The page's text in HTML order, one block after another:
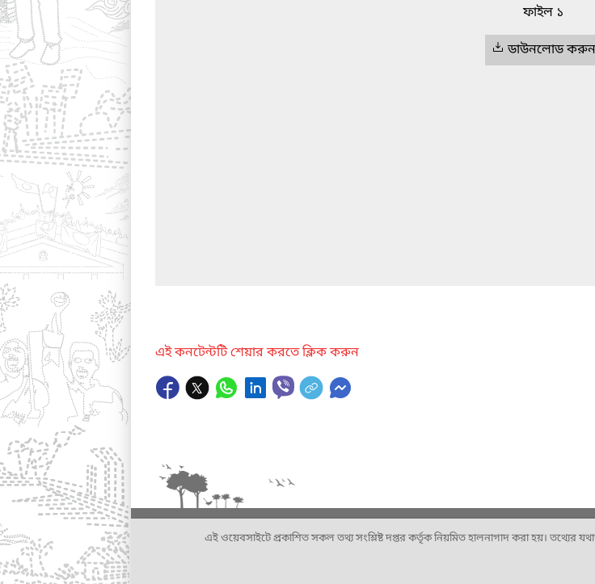
ফাইল ১
ডাউনলোড করুন
এই কনটেন্টটি শেয়ার করতে ক্লিক করুন
এই ওয়েবসাইটে প্রকাশিত সকল তথ্য সংশ্লিষ্ট দপ্তর কর্তৃক নিয়মিত হালনাগাদ করা হয়। তথ্যের